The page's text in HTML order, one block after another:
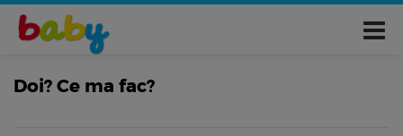
Doi? Ce ma fac?